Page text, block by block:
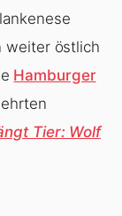
weiter östlich
Hamburger
Tier: Wolf